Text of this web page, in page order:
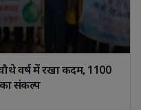
वर्ष में रखा कदम, 1100
संकल्प